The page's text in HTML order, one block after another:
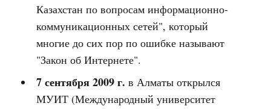
Казахстан по вопросам информационно-
коммуникационных сетей", который
многие до сих пор по ошибке называют
"Закон об Интернете".
7 сентября 2009 г. в Алматы открылся
МУИТ (Международный университет